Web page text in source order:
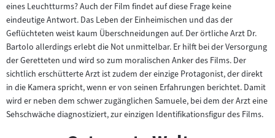
eines Leuchtturms? Auch der Film findet auf diese Frage keine
eindeutige Antwort. Das Leben der Einheimischen und das der
Geflüchteten weist kaum Überschneidungen auf. Der örtliche Arzt Dr.
Bartolo allerdings erlebt die Not unmittelbar. Er hilft bei der Versorgung
der Geretteten und wird so zum moralischen Anker des Films. Der
sichtlich erschütterte Arzt ist zudem der einzige Protagonist, der direkt
in die Kamera spricht, wenn er von seinen Erfahrungen berichtet. Damit
wird er neben dem schwer zugänglichen Samuele, bei dem der Arzt eine
Sehschwäche diagnostiziert, zur einzigen Identifikationsfigur des Films.